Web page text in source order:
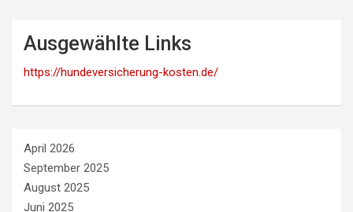
Ausgewählte Links
https://hundeversicherung-kosten.de/
April 2026
September 2025
August 2025
Juni 2025